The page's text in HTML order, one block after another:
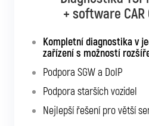
+ software CAR
Kompletní diagnostika v
zařízení s možností
Podpora SGW a DoIP
Podpora starších vozidel
Nejlepší řešení pro větší
+ software CAR
Kompletní diagnostika
osobní a
Podpora
Podpora
Možnost rozšíření o další